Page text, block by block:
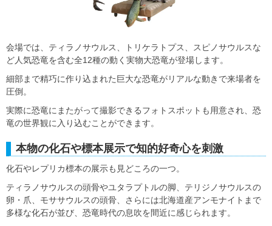
会場では、ティラノサウルス、トリケラトプス、スピノサウルスな
ど人気恐竜を含む全12種の動く実物大恐竜が登場します。
細部まで精巧に作り込まれた巨大な恐竜がリアルな動きで来場者を
圧倒。
実際に恐竜にまたがって撮影できるフォトスポットも用意され、恐
竜の世界観に入り込むことができます。
本物の化石や標本展示で知的好奇心を刺激
化石やレプリカ標本の展示も見どころの一つ。
ティラノサウルスの頭骨やユタラプトルの脚、テリジノサウルスの
卵・爪、モササウルスの頭骨、さらには北海道産アンモナイトまで
多様な化石が並び、恐竜時代の息吹を間近に感じられます。